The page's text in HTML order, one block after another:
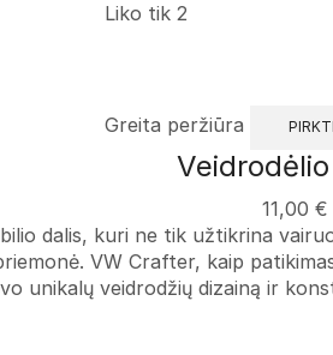
Liko tik 2
Greita peržiūra PIRKTI
11,00 €
dalis, kuri ne tik užtikrina
VW Crafter, kaip
unikalų veidrodžių dizainą ir